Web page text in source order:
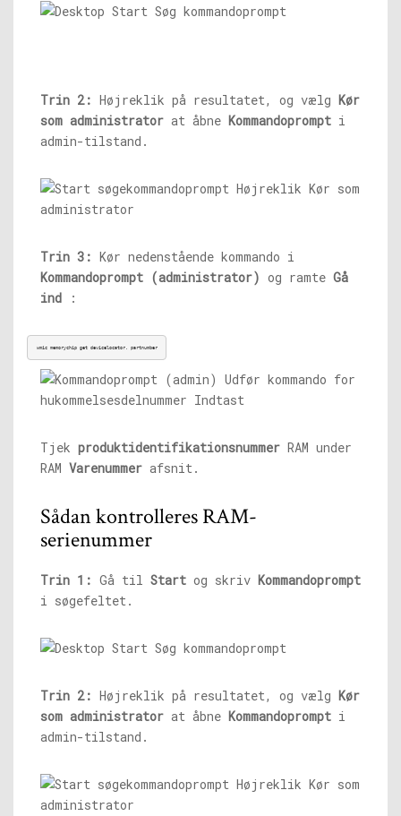
Trin 2: Højreklik på resultatet, og vælg Kør
som administrator at åbne Kommandoprompt i
admin-tilstand.
Trin 3: Kør nedenstående kommando i
Kommandoprompt (administrator) og ramte Gå
ind :
wmic memorychip get devicelocator, partnumber
Tjek produktidentifikationsnummer RAM under
RAM Varenummer afsnit.
Sådan kontrolleres RAM-
serienummer
Trin 1: Gå til Start og skriv Kommandoprompt
i søgefeltet.
Trin 2: Højreklik på resultatet, og vælg Kør
som administrator at åbne Kommandoprompt i
admin-tilstand.